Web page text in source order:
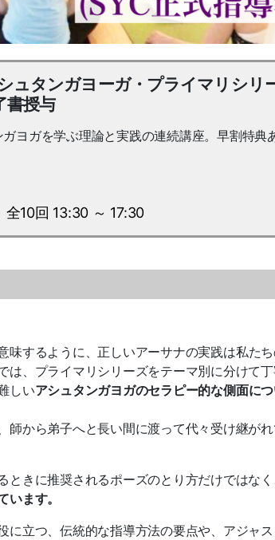
ュタンガヨーガ・プライマリシリ
書授与
ヨガを学ぶ理論と実践の連続講座。早割特典
10回 13:30 ～ 17:30
味するように、 正しいアーサナの実践は私た
は、プライマリシリーズをテーマ別に分けて
しいアシュタンガヨガのセラピー的な側面に
師から弟子へと長い間に渡って代々受け継が
ときに推奨されるポーズのとり方だけではなく
います。
に立つ、伝統的な指導方法の要点や、アジャ